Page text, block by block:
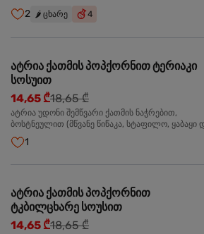
მწვანე ხახვი, სეზამი, კრევეტები, სეზამის ზეთი,
2 🌶️ ცხარე 4
ატრია ქათმის პოპქორნით ტერიაკი
სოსუით
14,65 ₾18,65 ₾
ატრია უდონი შემწვარი ქათმის ნაჭრებით,
ბოსტნეულით (მწვანე წიწაკა, სტაფილო, ყაბაყი და
ნიორი) ტერიაკის სოუსით, მწვანე ლობიო. სეზამის
მარცვლები,ხახვი,მწვანე ხახვი
1
ატრია ქათმის პოპქორნით
ტკბილცხარე სოუსით
14,65 ₾18,65 ₾